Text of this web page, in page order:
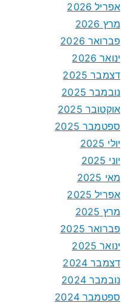
אפריל 2026
מרץ 2026
פברואר 2026
ינואר 2026
דצמבר 2025
נובמבר 2025
אוקטובר 2025
ספטמבר 2025
יולי 2025
יוני 2025
מאי 2025
אפריל 2025
מרץ 2025
פברואר 2025
ינואר 2025
דצמבר 2024
נובמבר 2024
ספטמבר 2024